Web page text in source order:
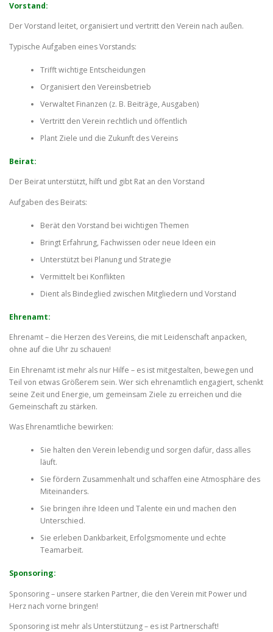
Vorstand:
Der Vorstand leitet, organisiert und vertritt den Verein nach außen.
Typische Aufgaben eines Vorstands:
Trifft wichtige Entscheidungen
Organisiert den Vereinsbetrieb
Verwaltet Finanzen (z. B. Beiträge, Ausgaben)
Vertritt den Verein rechtlich und öffentlich
Plant Ziele und die Zukunft des Vereins
Beirat:
Der Beirat unterstützt, hilft und gibt Rat an den Vorstand
Aufgaben des Beirats:
Berät den Vorstand bei wichtigen Themen
Bringt Erfahrung, Fachwissen oder neue Ideen ein
Unterstützt bei Planung und Strategie
Vermittelt bei Konflikten
Dient als Bindeglied zwischen Mitgliedern und Vorstand
Ehrenamt:
Ehrenamt – die Herzen des Vereins, die mit Leidenschaft anpacken,
ohne auf die Uhr zu schauen!
Ein Ehrenamt ist mehr als nur Hilfe – es ist mitgestalten, bewegen und
Teil von etwas Größerem sein. Wer sich ehrenamtlich engagiert, schenkt
seine Zeit und Energie, um gemeinsam Ziele zu erreichen und die
Gemeinschaft zu stärken.
Was Ehrenamtliche bewirken:
Sie halten den Verein lebendig und sorgen dafür, dass alles
läuft.
Sie fördern Zusammenhalt und schaffen eine Atmosphäre des
Miteinanders.
Sie bringen ihre Ideen und Talente ein und machen den
Unterschied.
Sie erleben Dankbarkeit, Erfolgsmomente und echte
Teamarbeit.
Sponsoring:
Sponsoring – unsere starken Partner, die den Verein mit Power und
Herz nach vorne bringen!
Sponsoring ist mehr als Unterstützung – es ist Partnerschaft!